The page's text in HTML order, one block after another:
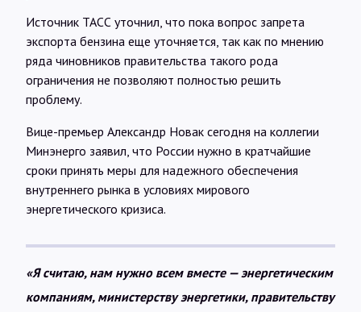
Источник ТАСС уточнил, что пока вопрос запрета
экспорта бензина еще уточняется, так как по мнению
ряда чиновников правительства такого рода
ограничения не позволяют полностью решить
проблему.
Вице-премьер Александр Новак сегодня на коллегии
Минэнерго заявил, что России нужно в кратчайшие
сроки принять меры для надежного обеспечения
внутреннего рынка в условиях мирового
энергетического кризиса.
«Я считаю, нам нужно всем вместе — энергетическим
компаниям, министерству энергетики, правительству